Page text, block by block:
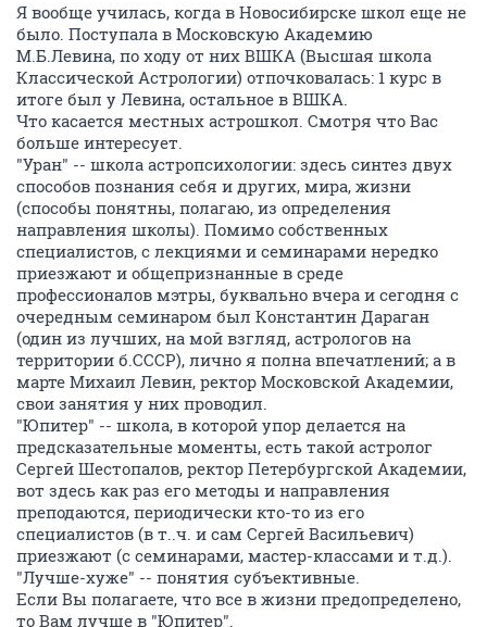
Я вообще училась, когда в Новосибирске школ еще не
было. Поступала в Московскую Академию
М.Б.Левина, по ходу от них ВШКА (Высшая школа
Классической Астрологии) отпочковалась: 1 курс в
итоге был у Левина, остальное в ВШКА.
Что касается местных астрошкол. Смотря что Вас
больше интересует.
"Уран" -- школа астропсихологии: здесь синтез двух
способов познания себя и других, мира, жизни
(способы понятны, полагаю, из определения
направления школы). Помимо собственных
специалистов, с лекциями и семинарами нередко
приезжают и общепризнанные в среде
профессионалов мэтры, буквально вчера и сегодня с
очередным семинаром был Константин Дараган
(один из лучших, на мой взгляд, астрологов на
территории б.СССР), лично я полна впечатлений; а в
марте Михаил Левин, ректор Московской Академии,
свои занятия у них проводил.
"Юпитер" -- школа, в которой упор делается на
предсказательные моменты, есть такой астролог
Сергей Шестопалов, ректор Петербургской Академии,
вот здесь как раз его методы и направления
преподаются, периодически кто-то из его
специалистов (в т..ч. и сам Сергей Васильевич)
приезжают (с семинарами, мастер-классами и т.д.).
"Лучше-хуже" -- понятия субъективные.
Если Вы полагаете, что все в жизни предопределено,
то Вам лучше в "Юпитер".